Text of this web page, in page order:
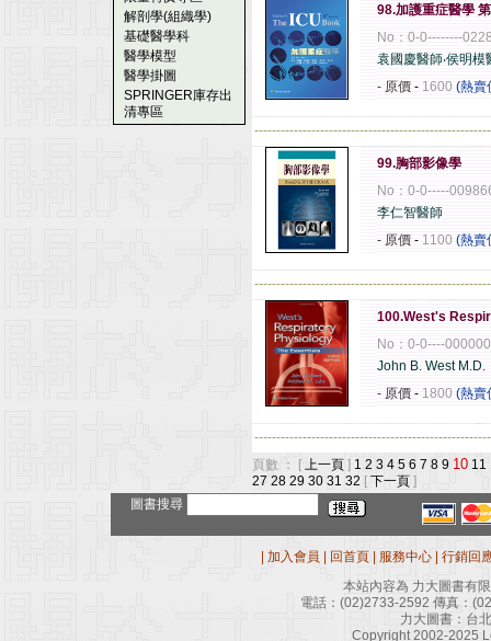
解剖學(組織學)
基礎醫學科
醫學模型
醫學掛圖
SPRINGER庫存出
清專區
98.加護重症醫學
No：0-0--------
袁國慶醫師‧侯明模
- 原價 - 1600 (熱賣
99.胸部影像學
No：0-0-----
李仁智醫師
- 原價 - 1100 (熱賣
100.West's
No：0-0----
John B. West M.D.
- 原價 - 1800 (熱賣
頁數 ： [ 上一頁 ] 1 2 3 4 5 6 7 8 9 10 11
27 28 29 30 31 32 [下一頁 ]
圖書搜尋
加入會員 回首頁 服務中心
行銷回
本站內容為 力大圖書有
電話： (02)2733-2592 傳真：
力大圖書：台
Copyright 2002-2025